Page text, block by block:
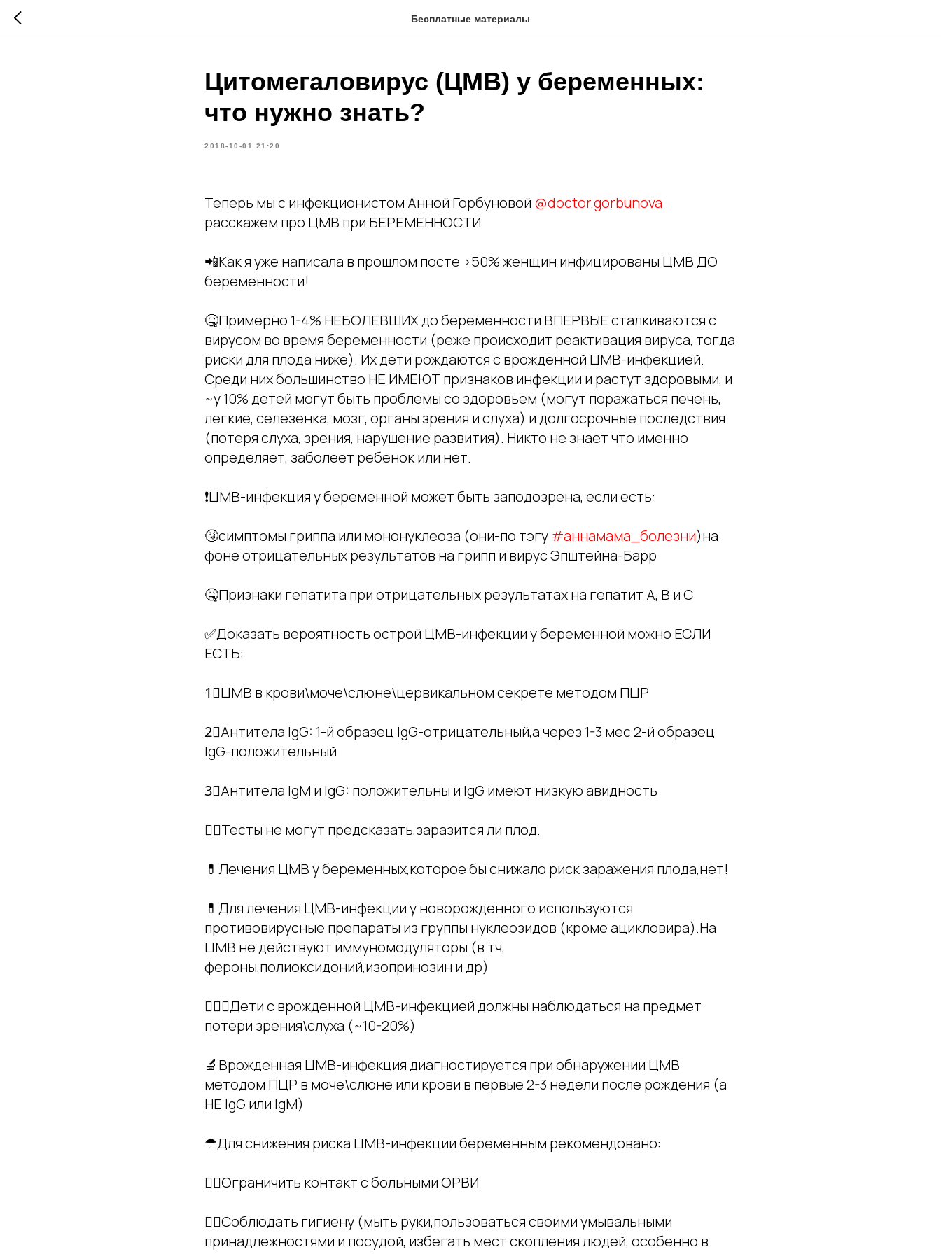
Бесплатные материалы
Цитомегаловирус (ЦМВ) у беременных:
что нужно знать?
2018-10-01 21:20
Теперь мы с инфекционистом Анной Горбуновой @doctor.gorbunova
расскажем про ЦМВ при БЕРЕМЕННОСТИ
📲Как я уже написала в прошлом посте >50% женщин инфицированы ЦМВ ДО
беременности!
🤒Примерно 1-4% НЕБОЛЕВШИХ до беременности ВПЕРВЫЕ сталкиваются с
вирусом во время беременности (реже происходит реактивация вируса, тогда
риски для плода ниже). Их дети рождаются с врожденной ЦМВ-инфекцией.
Среди них большинство НЕ ИМЕЮТ признаков инфекции и растут здоровыми, и
~у 10% детей могут быть проблемы со здоровьем (могут поражаться печень,
легкие, селезенка, мозг, органы зрения и слуха) и долгосрочные последствия
(потеря слуха, зрения, нарушение развития). Никто не знает что именно
определяет, заболеет ребенок или нет.
❗ЦМВ-инфекция у беременной может быть заподозрена, если есть:
🤧симптомы гриппа или мононуклеоза (они-по тэгу#аннамама_болезни)на
фоне отрицательных результатов на грипп и вирус Эпштейна-Барр
🤒Признаки гепатита при отрицательных результатах на гепатит А, В и С
✅Доказать вероятность острой ЦМВ-инфекции у беременной можно ЕСЛИ
ЕСТЬ:
1⃣ЦМВ в крови\моче\слюне\цервикальном секрете методом ПЦР
2⃣Антитела IgG: 1-й образец IgG-отрицательный,а через 1-3 мес 2-й образец
IgG-положительный
3⃣Антитела IgM и IgG: положительны и IgG имеют низкую авидность
☝🏻Тесты не могут предсказать,заразится ли плод.
💊Лечения ЦМВ у беременных,которое бы снижало риск заражения плода,нет!
💊Для лечения ЦМВ-инфекции у новорожденного используются
противовирусные препараты из группы нуклеозидов (кроме ацикловира).На
ЦМВ не действуют иммуномодуляторы (в тч,
фероны,полиоксидоний,изопринозин и др)
👨🏻‍⚕Дети с врожденной ЦМВ-инфекцией должны наблюдаться на предмет
потери зрения\слуха (~10-20%)
🔬Врожденная ЦМВ-инфекция диагностируется при обнаружении ЦМВ
методом ПЦР в моче\слюне или крови в первые 2-3 недели после рождения (а
НЕ IgG или IgМ)
☂Для снижения риска ЦМВ-инфекции беременным рекомендовано:
👉🏻Ограничить контакт с больными ОРВИ
👉🏻Соблюдать гигиену (мыть руки,пользоваться своими умывальными
принадлежностями и посудой, избегать мест скопления людей, особенно в